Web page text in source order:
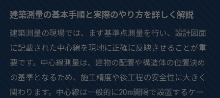
建築測量の基本手順と実際のやり方を詳しく解説
建築測量の現場では、まず基準点測量を行い、設計図面
に記載された中心線を現地に正確に反映させることが重
要です。中心線測量は、建物の配置や構造体の位置決め
の基準となるため、施工精度や後工程の安全性に大きく
関わります。中心線は一般的に20m間隔で設置するケー